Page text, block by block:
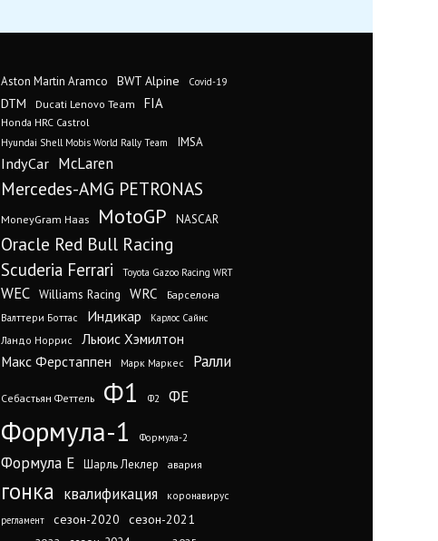
Aston Martin Aramco BWT Alpine Covid-19
DTM Ducati Lenovo Team FIA
Honda HRC Castrol
Hyundai Shell Mobis World Rally Team IMSA
IndyCar McLaren
Mercedes-AMG PETRONAS
MoneyGram Haas MotoGP NASCAR
Oracle Red Bull Racing
Scuderia Ferrari Toyota Gazoo Racing WRT
WEC Williams Racing WRC
Барселона
Валттери Боттас
Индикар Карлос Сайнс
Ландо Норрис
Льюис Хэмилтон
Макс Ферстаппен
Марк Маркес Ралли
Себастьян Феттель Ф1 Ф2 ФЕ
Формула-1 Формула-2
Формула Е Шарль Леклер авария
гонка квалификация коронавирус
регламент сезон-2020 сезон-2021